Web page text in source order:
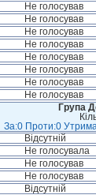
Не голосував
Не голосував
Не голосував
Не голосував
Не голосував
Не голосував
Не голосував
Не голосував
Група
За:0 Проти:0
Відсутній
Не голосувала
Не голосував
Не голосував
Відсутній